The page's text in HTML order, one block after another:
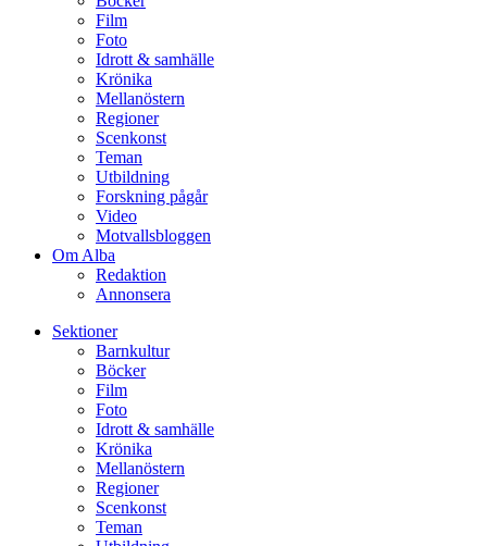
Film
Foto
Idrott & samhälle
Krönika
Mellanöstern
Regioner
Scenkonst
Teman
Utbildning
Forskning pågår
Video
Motvallsbloggen
Om Alba
Redaktion
Annonsera
Sektioner
Barnkultur
Böcker
Film
Foto
Idrott & samhälle
Krönika
Mellanöstern
Regioner
Scenkonst
Teman